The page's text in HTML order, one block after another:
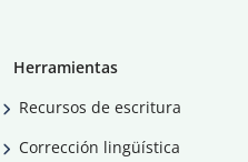
Herramientas
Recursos de escritura
Corrección lingüística